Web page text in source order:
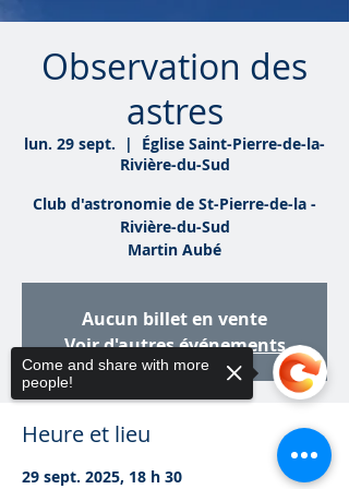
Observation des
astres
lun. 29 sept.
  |
Église Saint-Pierre-de-la-
Rivière-du-Sud
Club d'astronomie de St-Pierre-de-la -
Rivière-du-Sud
Martin Aubé
Aucun billet en vente
Voir d'autres événements
Heure et lieu
29 sept. 2025, 18 h 30
Come and share with more
people!